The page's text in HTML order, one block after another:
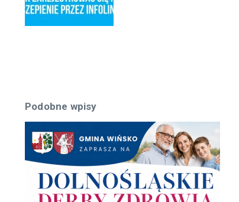
Podobne wpisy